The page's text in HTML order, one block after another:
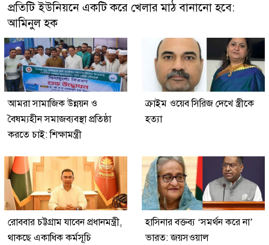
প্রতিটি ইউনিয়নে একটি করে খেলার মাঠ বানানো হবে:
আমিনুল হক
আমরা সামাজিক উন্নয়ন ও
বৈষম্যহীন সমাজব্যবস্থা প্রতিষ্ঠা
করতে চাই: শিক্ষামন্ত্রী
ক্রাইম ওয়েব সিরিজ দেখে স্ত্রীকে
হত্যা
রোববার চট্টগ্রাম যাবেন প্রধানমন্ত্রী,
থাকছে একাধিক কর্মসূচি
হাসিনার বক্তব্য ‘সমর্থন করে না’
ভারত: জয়সওয়াল